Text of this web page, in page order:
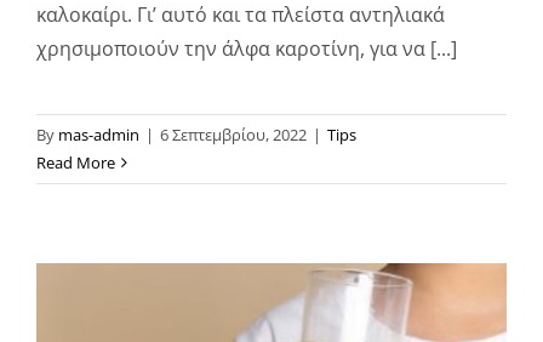
καλοκαίρι. Γι’ αυτό και τα πλείστα αντηλιακά
χρησιμοποιούν την άλφα καροτίνη, για να [...]
By mas-admin | 6 Σεπτεμβρίου, 2022 | Tips
Read More